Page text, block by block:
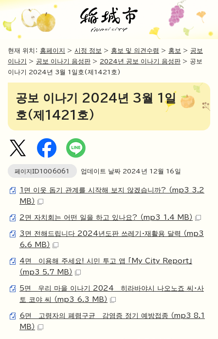
현재 위치： 홈페이지 > 시정 정보 > 홍보 및 의견수렴 > 홍보 > 공보
이나기
> 공보 이나기 음성판 > 2024년 공보 이나기 음성판 > 공보
이나기 2024년 3월 1일호(제1421호)
공보 이나기 2024년 3월 1일
호(제1421호)
페이지ID1006061 업데이트 날짜 2024 년 12월 16 일
1면 이웃 돕기 관계를 시작해 보지 않겠습니까? （mp3 3.2
MB）
2면 자치회는 어떤 일을 하고 있나요? （mp3 1.4 MB）
3면 전해드립니다 2024년도판 쓰레기·재활용 달력 （mp3
6.6 MB）
4면 이용해 주세요! 시민 투고 앱 「My City Report」
（mp3 5.7 MB）
5면 우리 마을 이나기 2024 히라바야시 나오노죠 씨・사
토 코야 씨 （mp3 6.3 MB）
6면 고령자의 폐렴구균 감염증 정기 예방접종 （mp3 8.1
MB）